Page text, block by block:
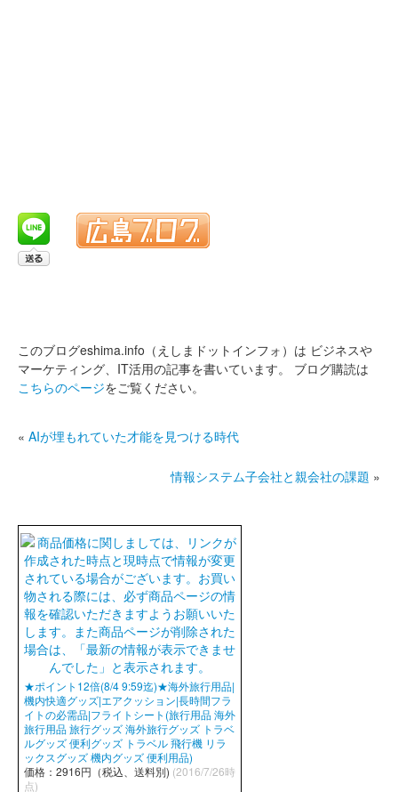
このブログeshima.info（えしまドットインフォ）は ビジネスや
マーケティング、IT活用の記事を書いています。
ブログ購読は
こちらのページをご覧ください。
« AIが埋もれていた才能を見つける時代
情報システム子会社と親会社の課題 »
★ポイント12倍(8/4 9:59迄)★海外旅行用品|
機内快適グッズ|エアクッション|長時間フラ
イトの必需品|フライトシート(旅行用品 海外
旅行用品 旅行グッズ 海外旅行グッズ トラベ
ルグッズ 便利グッズ トラベル 飛行機 リラ
ックスグッズ 機内グッズ 便利用品)
価格：2916円（税込、送料別) (2016/7/26時
点)